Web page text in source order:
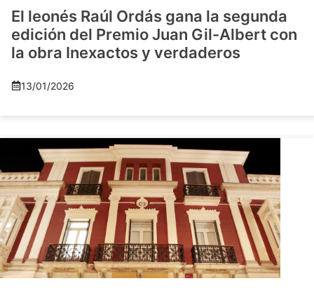
El leonés Raúl Ordás gana la segunda
edición del Premio Juan Gil-Albert con
la obra Inexactos y verdaderos
13/01/2026